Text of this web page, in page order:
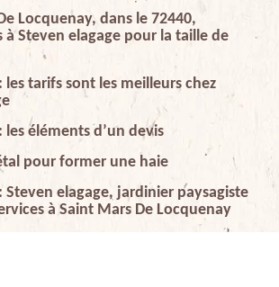
Locquenay, dans le 72440,
à Steven elagage pour la taille de
les tarifs sont les meilleurs chez
les éléments d’un devis
pour former une haie
Steven elagage, jardinier paysagiste
à Saint Mars De Locquenay